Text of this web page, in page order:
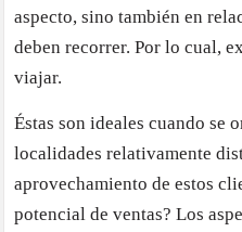
aspecto, sino también en
deben recorrer. Por lo cual,
viajar.
Éstas son ideales cuando se
localidades relativamente
aprovechamiento de estos
potencial de ventas? Los